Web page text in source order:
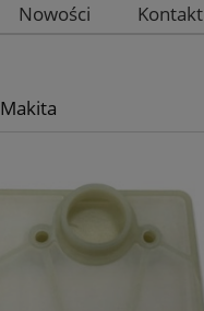
Nowości Kontakt